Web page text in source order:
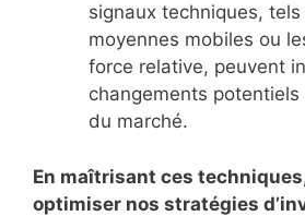
signaux techniques, tels
moyennes mobiles ou
force relative, peuvent
changements
du marché.
En maîtrisant ces
optimiser nos stratégies